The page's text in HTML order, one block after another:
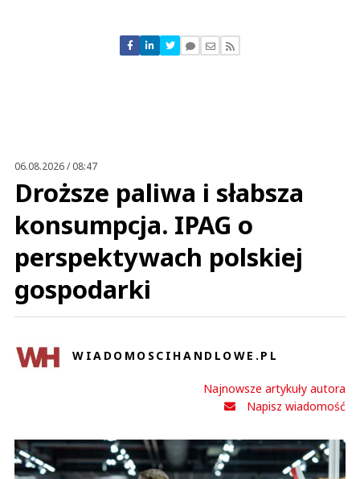
Nie znaleziono komentarzy
Zostaw swoje komentarze
06.08.2026 / 08:47
Droższe paliwa i słabsza
konsumpcja. IPAG o
perspektywach polskiej
gospodarki
WIADOMOSCIHANDLOWE.PL
Najnowsze artykuły autora
Napisz wiadomość